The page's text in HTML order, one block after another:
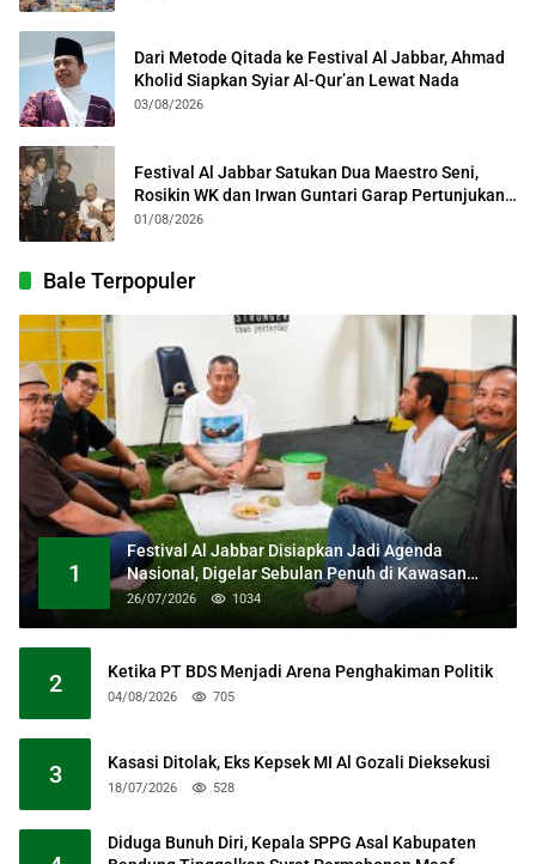
Dari Metode Qitada ke Festival Al Jabbar, Ahmad
Kholid Siapkan Syiar Al-Qur’an Lewat Nada
03/08/2026
Festival Al Jabbar Satukan Dua Maestro Seni,
Rosikin WK dan Irwan Guntari Garap Pertunjukan
Kolosal
01/08/2026
Bale Terpopuler
1
Festival Al Jabbar Disiapkan Jadi Agenda
Nasional, Digelar Sebulan Penuh di Kawasan
Masjid Raya Al Jabbar
26/07/2026 1034
2 Ketika PT BDS Menjadi Arena Penghakiman Politik
04/08/2026 705
3 Kasasi Ditolak, Eks Kepsek MI Al Gozali Dieksekusi
18/07/2026 528
Diduga Bunuh Diri, Kepala SPPG Asal Kabupaten